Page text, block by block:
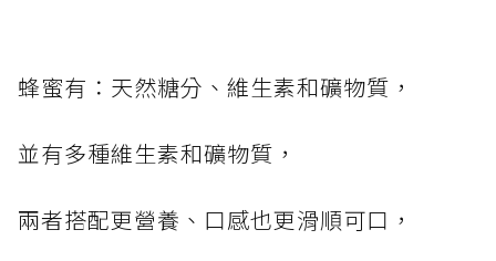
蜂蜜有：天然糖分、維生素和礦物質，
並有多種維生素和礦物質，
兩者搭配更營養、口感也更滑順可口，